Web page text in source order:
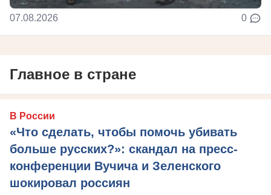
07.08.2026 0
Главное в стране
В России
«Что сделать, чтобы помочь убивать
больше русских?»: скандал на пресс-
конференции Вучича и Зеленского
шокировал россиян